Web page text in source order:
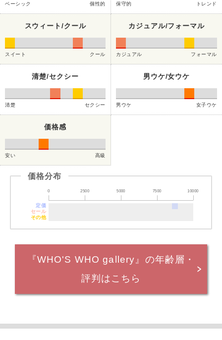
ベーシック 個性的 保守的 トレンド
スウィート/クール
スイート クール
カジュアル/フォーマル
カジュアル フォーマル
清楚/セクシー
清楚 セクシー
男ウケ/女ウケ
男ウケ 女子ウケ
価格感
安い 高級
価格分布
0 2500 5000 7500 10000
定価
セール
その他
『WHO'S WHO gallery』の年齢層・
評判はこちら